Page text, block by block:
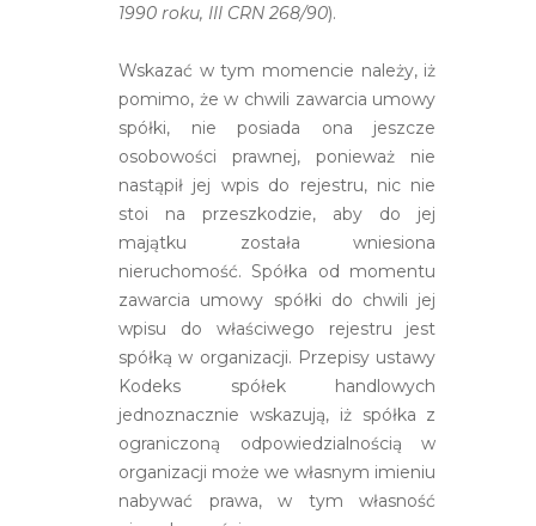
1990 roku, III CRN 268/90).
Wskazać w tym momencie należy, iż
pomimo, że w chwili zawarcia umowy
spółki, nie posiada ona jeszcze
osobowości prawnej, ponieważ nie
nastąpił jej wpis do rejestru, nic nie
stoi na przeszkodzie, aby do jej
majątku została wniesiona
nieruchomość. Spółka od momentu
zawarcia umowy spółki do chwili jej
wpisu do właściwego rejestru jest
spółką w organizacji. Przepisy ustawy
Kodeks spółek handlowych
jednoznacznie wskazują, iż spółka z
ograniczoną odpowiedzialnością w
organizacji może we własnym imieniu
nabywać prawa, w tym własność